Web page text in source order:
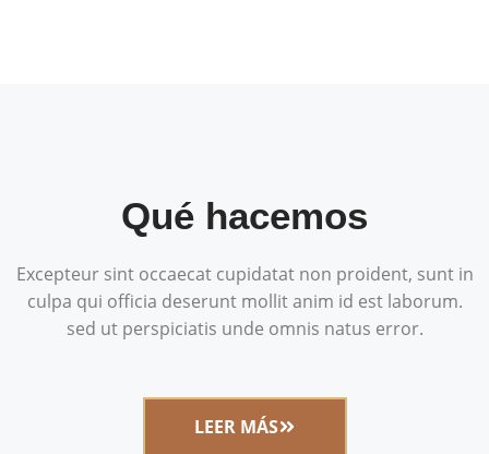
Qué hacemos
Excepteur sint occaecat cupidatat non proident, sunt in
culpa qui officia deserunt mollit anim id est laborum.
sed ut perspiciatis unde omnis natus error.
LEER MÁS